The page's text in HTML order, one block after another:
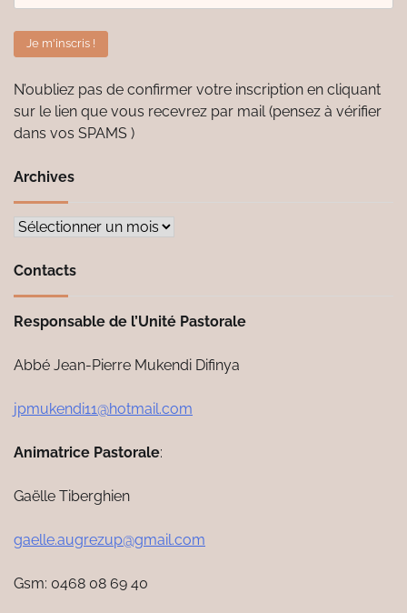
N’oubliez pas de confirmer votre inscription en cliquant
sur le lien que vous recevrez par mail (pensez à vérifier
dans vos SPAMS )
Archives
Archives
Contacts
Responsable de l’Unité Pastorale
Abbé Jean-Pierre Mukendi Difinya
jpmukendi11@hotmail.com
Animatrice Pastorale:
Gaëlle Tiberghien
gaelle.augrezup@gmail.com
Gsm: 0468 08 69 40